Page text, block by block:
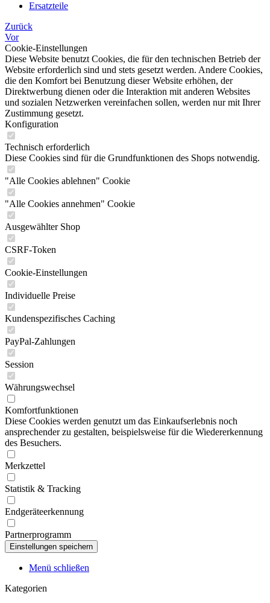
Ersatzteile
Zurück
Vor
Cookie-Einstellungen
Diese Website benutzt Cookies, die für den technischen Betrieb der
Website erforderlich sind und stets gesetzt werden. Andere Cookies,
die den Komfort bei Benutzung dieser Website erhöhen, der
Direktwerbung dienen oder die Interaktion mit anderen Websites
und sozialen Netzwerken vereinfachen sollen, werden nur mit Ihrer
Zustimmung gesetzt.
Konfiguration
Technisch erforderlich
Diese Cookies sind für die Grundfunktionen des Shops notwendig.
"Alle Cookies ablehnen" Cookie
"Alle Cookies annehmen" Cookie
Ausgewählter Shop
CSRF-Token
Cookie-Einstellungen
Individuelle Preise
Kundenspezifisches Caching
PayPal-Zahlungen
Session
Währungswechsel
Komfortfunktionen
Diese Cookies werden genutzt um das Einkaufserlebnis noch
ansprechender zu gestalten, beispielsweise für die Wiedererkennung
des Besuchers.
Merkzettel
Statistik & Tracking
Endgeräteerkennung
Partnerprogramm
Menü schließen
Kategorien